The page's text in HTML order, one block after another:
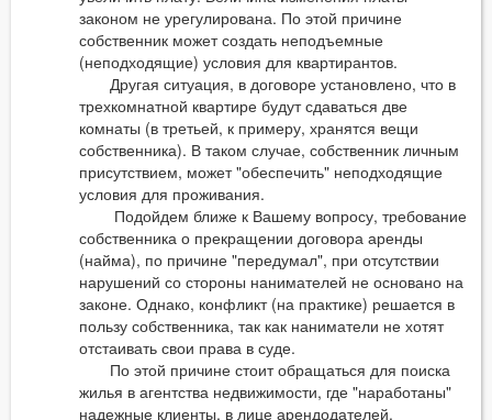
законом не урегулирована. По этой причине
собственник может создать неподъемные
(неподходящие) условия для квартирантов.
Другая ситуация, в договоре установлено, что в
трехкомнатной квартире будут сдаваться две
комнаты (в третьей, к примеру, хранятся вещи
собственника). В таком случае, собственник личным
присутствием, может "обеспечить" неподходящие
условия для проживания.
Подойдем ближе к Вашему вопросу, требование
собственника о прекращении договора аренды
(найма), по причине "передумал", при отсутствии
нарушений со стороны нанимателей не основано на
законе. Однако, конфликт (на практике) решается в
пользу собственника, так как наниматели не хотят
отстаивать свои права в суде.
По этой причине стоит обращаться для поиска
жилья в агентства недвижимости, где "наработаны"
надежные клиенты, в лице арендодателей.